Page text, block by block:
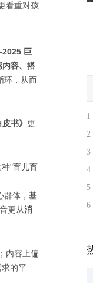
看重对孩
巨
内容、搭
环，从而
书》 更
"育儿育
群体，基
更从消
内容上偏
求的平
1
2
3
4
5
行
6